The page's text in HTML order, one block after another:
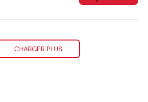
CHARGER PLUS